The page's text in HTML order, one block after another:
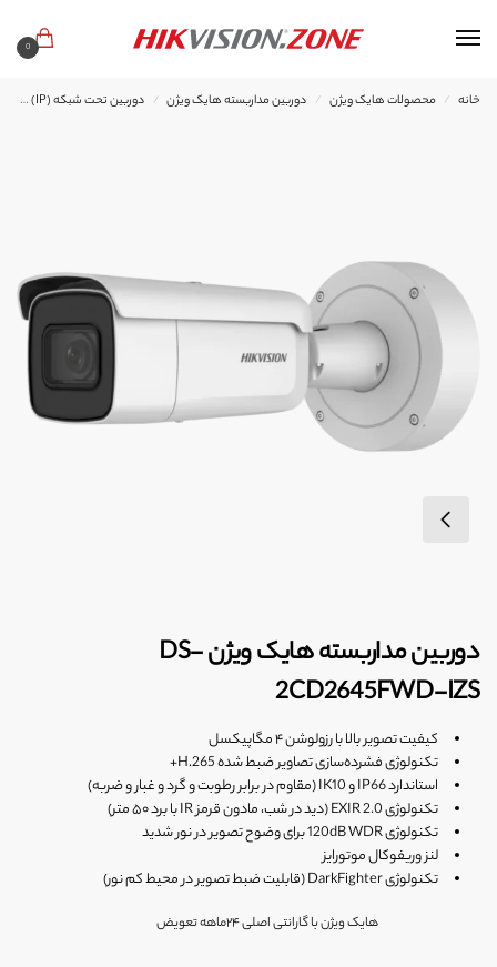
0
خانه / محصولات هایک ویژن / دوربین مداربسته هایک ویژن / دوربین تحت شبکه (IP) هایک ویژن
دوربین مداربسته هایک ویژن DS-
2CD2645FWD-IZS
کیفیت تصویر بالا با رزولوشن ۴ مگاپیکسل
تکنولوژی فشرده‌سازی تصاویر ضبط شده H.265+
استاندارد IP66 و IK10 (مقاوم در برابر رطوبت و گرد و غبار و ضربه)
تکنولوژی EXIR 2.0 (دید در شب، مادون قرمز IR با برد ۵۰ متر)
تکنولوژی 120dB WDR برای وضوح تصویر در نور شدید
لنز وریفوکال موتورایز
تکنولوژی DarkFighter (قابلیت ضبط تصویر در محیط کم نور)
هایک ویژن با گارانتی اصلی ۲۴ماهه تعویض